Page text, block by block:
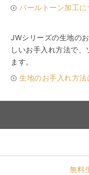
パールトーン加工
JWシリーズの生地の
しいお手入れ方法で
ます。
生地のお手入れ方法
無料